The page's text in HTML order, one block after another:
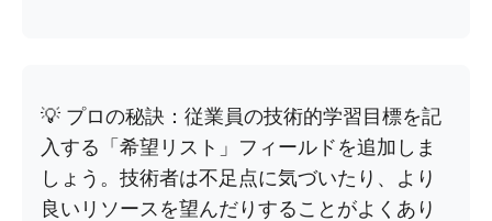
💡 プロの秘訣：従業員の技術的学習目標を記
入する「希望リスト」フィールドを追加しま
しょう。技術者は不足点に気づいたり、より
良いリソースを望んだりすることがよくあり